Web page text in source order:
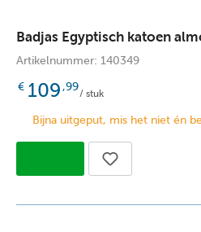
Badjas Egyptisch katoen
Artikelnummer: 140349
€ 109 ,99
/ stuk
Bijna uitgeput, mis het niet én